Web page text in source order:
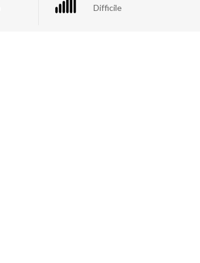
Difficile